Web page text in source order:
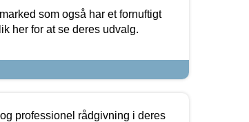
som også har et fornuftigt
her for at se deres udvalg.
professionel rådgivning i deres